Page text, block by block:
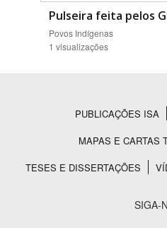
Pulseira feita pelos
Povos Indígenas
1 visualizações
Rodapé
PUBLICAÇÕES ISA
MAPAS E CARTAS
TESES E DISSERTAÇÕES
SIGA-